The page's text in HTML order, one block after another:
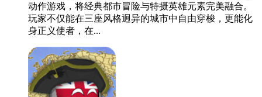
动作游戏，将经典都市冒险与特摄英雄元素完美融合。
玩家不仅能在三座风格迥异的城市中自由穿梭，更能化
身正义使者，在...